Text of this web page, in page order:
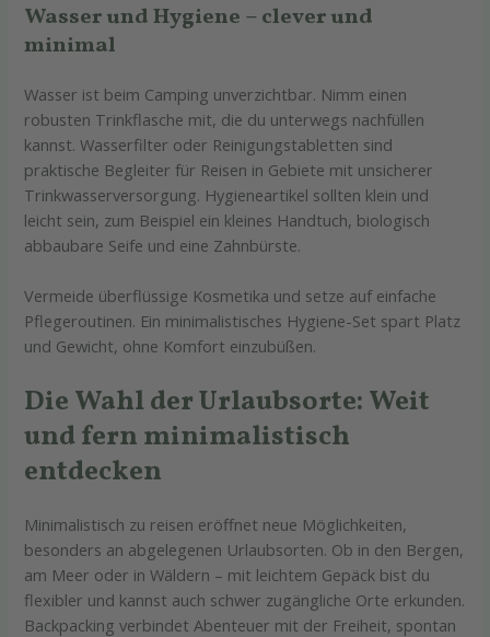
Wasser und Hygiene – clever und
minimal
Wasser ist beim Camping unverzichtbar. Nimm einen
robusten Trinkflasche mit, die du unterwegs nachfüllen
kannst. Wasserfilter oder Reinigungstabletten sind
praktische Begleiter für Reisen in Gebiete mit unsicherer
Trinkwasserversorgung. Hygieneartikel sollten klein und
leicht sein, zum Beispiel ein kleines Handtuch, biologisch
abbaubare Seife und eine Zahnbürste.
Vermeide überflüssige Kosmetika und setze auf einfache
Pflegeroutinen. Ein minimalistisches Hygiene-Set spart Platz
und Gewicht, ohne Komfort einzubüßen.
Die Wahl der Urlaubsorte: Weit
und fern minimalistisch
entdecken
Minimalistisch zu reisen eröffnet neue Möglichkeiten,
besonders an abgelegenen Urlaubsorten. Ob in den Bergen,
am Meer oder in Wäldern – mit leichtem Gepäck bist du
flexibler und kannst auch schwer zugängliche Orte erkunden.
Backpacking verbindet Abenteuer mit der Freiheit, spontan